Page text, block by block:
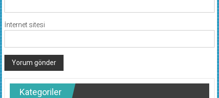
İnternet sitesi
Kategoriler